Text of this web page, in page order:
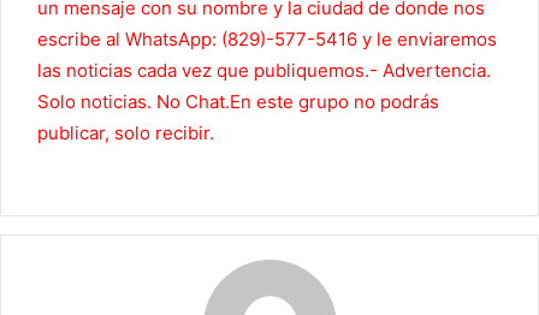
un mensaje con su nombre y la ciudad de donde nos
escribe al WhatsApp: (829)-577-5416 y le enviaremos
las noticias cada vez que publiquemos.- Advertencia.
Solo noticias. No Chat.En este grupo no podrás
publicar, solo recibir.